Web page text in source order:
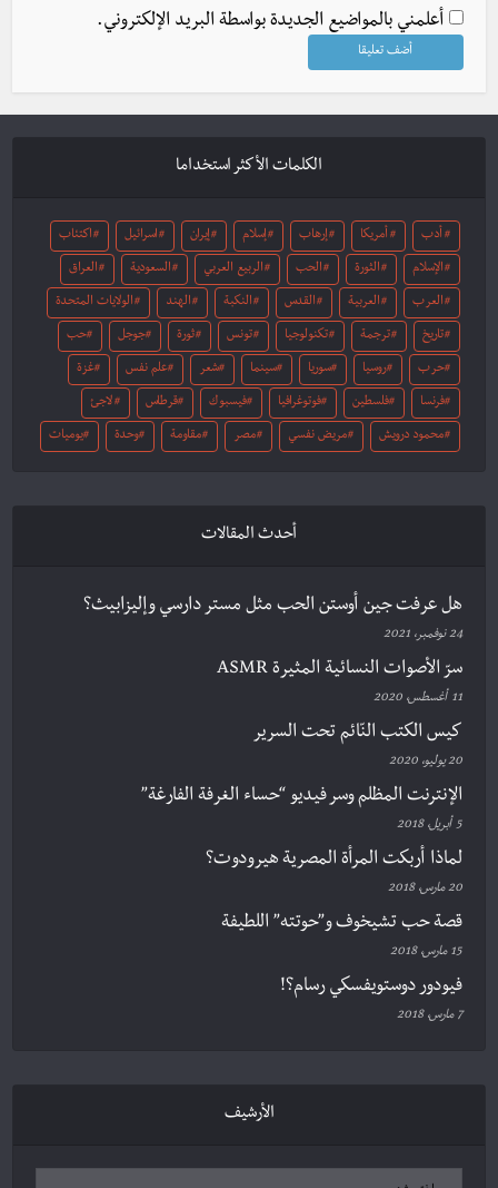
أعلمني بالمواضيع الجديدة بواسطة البريد الإلكتروني.
الكلمات الأكثر استخداما
أدب أمريكا إرهاب إسلام إيران اسرائيل اكتئاب
الإسلام الثورة الحب الربيع العربي السعودية العراق
العرب العربية القدس النكبة الهند الولايات المتحدة
تاريخ ترجمة تكنولوجيا تونس ثورة جوجل حب
حرب روسيا سوريا سينما شعر علم نفس غزة
فرنسا فلسطين فوتوغرافيا فيسبوك قرطاس لاجئ
محمود درويش مريض نفسي مصر مقاومة وحدة يوميات
أحدث المقالات
هل عرفت جين أوستن الحب مثل مستر دارسي وإليزابيث؟
24 نوفمبر، 2021
سرّ الأصوات النسائية المثيرة ASMR
11 أغسطس، 2020
كيس الكتب النّائم تحت السرير
20 يوليو، 2020
الإنترنت المظلم وسر فيديو “حساء الغرفة الفارغة”
5 أبريل، 2018
لماذا أربكت المرأة المصرية هيرودوت؟
20 مارس، 2018
قصة حب تشيخوف و”حوتته” اللطيفة
15 مارس، 2018
فيودور دوستويفسكي رسام؟!
7 مارس، 2018
الأرشيف